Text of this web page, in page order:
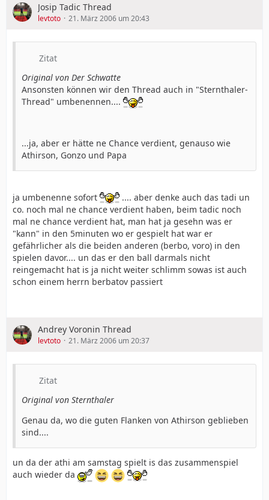
Josip Tadic Thread
levtoto 21. März 2006 um 20:43
Zitat
Original von Der Schwatte
Ansonsten können wir den Thread auch in "Sternthaler-
Thread" umbenennen....
...ja, aber er hätte ne Chance verdient, genauso wie
Athirson, Gonzo und Papa
ja umbenenne sofort
.... aber denke auch das tadi un
co. noch mal ne chance verdient haben, beim tadic noch
mal ne chance verdient hat, man hat ja gesehn was er
"kann" in den 5minuten wo er gespielt hat war er
gefährlicher als die beiden anderen (berbo, voro) in den
spielen davor.... un das er den ball darmals nicht
reingemacht hat is ja nicht weiter schlimm sowas ist auch
schon einem herrn berbatov passiert
Andrey Voronin Thread
levtoto 21. März 2006 um 20:37
Zitat
Original von Sternthaler
Genau da, wo die guten Flanken von Athirson geblieben
sind....
un da der athi am samstag spielt is das zusammenspiel
auch wieder da